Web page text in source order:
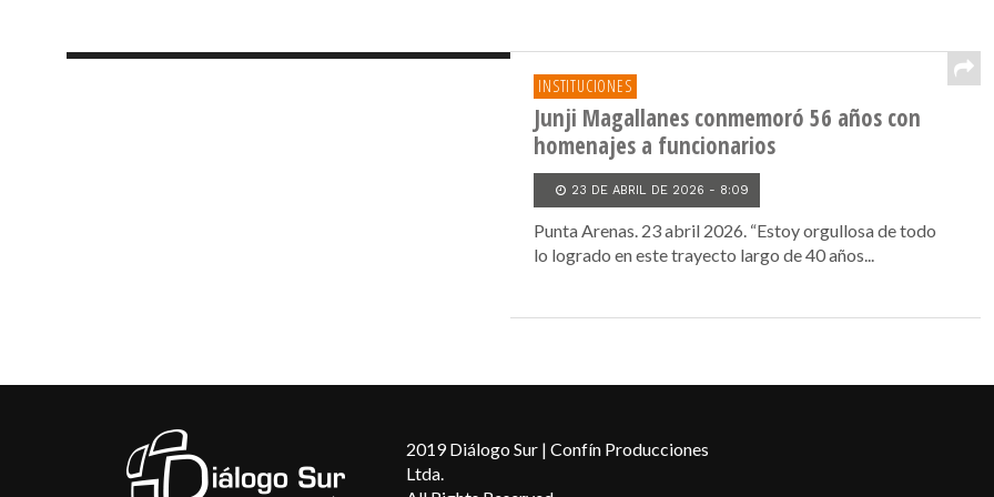
INSTITUCIONES
Junji Magallanes conmemoró 56 años con
homenajes a funcionarios
23 DE ABRIL DE 2026 - 8:09
Punta Arenas. 23 abril 2026. “Estoy orgullosa de todo
lo logrado en este trayecto largo de 40 años...
2019 Diálogo Sur | Confín Producciones
Ltda.